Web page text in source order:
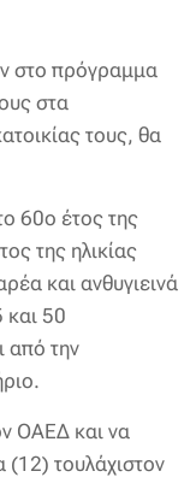
στο πρόγραμμα
στα
τους, θα
60ο έτος της
της ηλικίας
και ανθυγιεινά
και 50
από την
ΟΑΕΔ και να
(12) τουλάχιστον